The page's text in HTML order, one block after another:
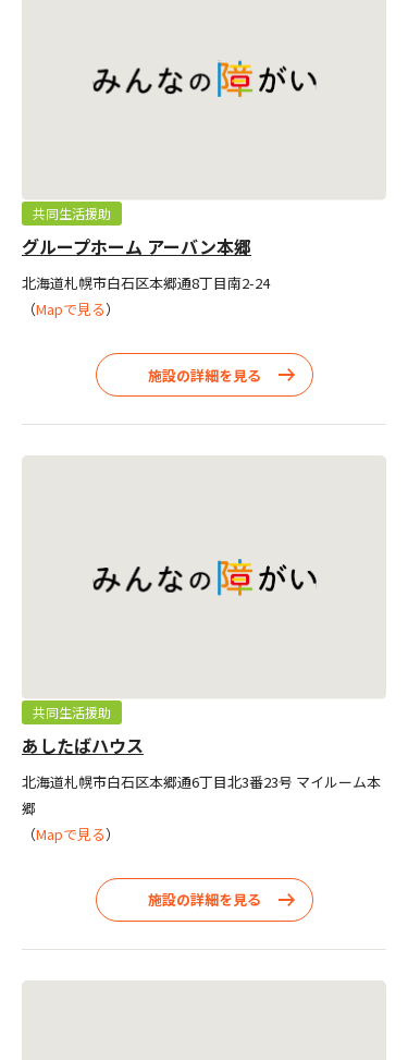
共同生活援助
グループホーム アーバン本郷
北海道札幌市白石区本郷通8丁目南2-24
（Mapで見る）
施設の詳細を見る
共同生活援助
あしたばハウス
北海道札幌市白石区本郷通6丁目北3番23号 マイルーム本
郷
（Mapで見る）
施設の詳細を見る